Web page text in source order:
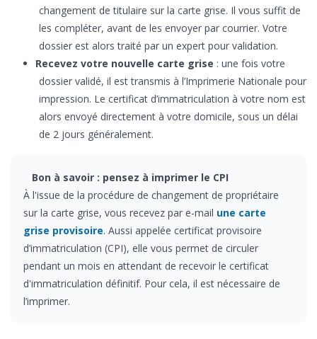
changement de titulaire sur la carte grise. Il vous suffit de
les compléter, avant de les envoyer par courrier. Votre
dossier est alors traité par un expert pour validation.
Recevez votre nouvelle carte grise : une fois votre
dossier validé, il est transmis à l’Imprimerie Nationale pour
impression. Le certificat d’immatriculation à votre nom est
alors envoyé directement à votre domicile, sous un délai
de 2 jours généralement.
Bon à savoir : pensez à imprimer le CPI
À l'issue de la procédure de changement de propriétaire
sur la carte grise, vous recevez par e-mail une carte
grise provisoire. Aussi appelée certificat provisoire
d’immatriculation (CPI), elle vous permet de circuler
pendant un mois en attendant de recevoir le certificat
d'immatriculation définitif. Pour cela, il est nécessaire de
l’imprimer.